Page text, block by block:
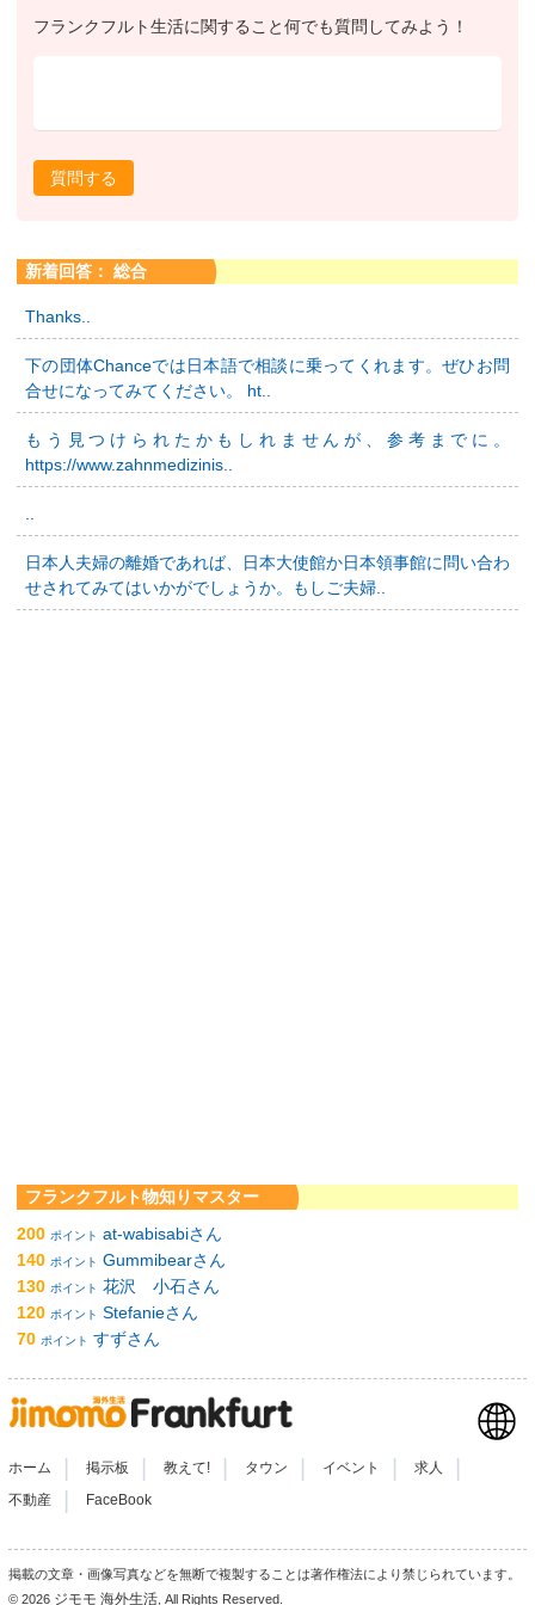
フランクフルト生活に関すること何でも質問してみよう！
質問する
新着回答： 総合
Thanks..
下の団体Chanceでは日本語で相談に乗ってくれます。ぜひお問
合せになってみてください。 ht..
もう見つけられたかもしれませんが、参考までに。
https://www.zahnmedizinis..
..
日本人夫婦の離婚であれば、日本大使館か日本領事館に問い合わ
せされてみてはいかがでしょうか。もしご夫婦..
フランクフルト物知りマスター
200 ポイント at-wabisabiさん
140 ポイント Gummibearさん
130 ポイント 花沢 小石さん
120 ポイント Stefanieさん
70 ポイント すずさん
ホーム 掲示板 教えて! タウン イベント 求人
不動産 | FaceBook
掲載の文章・画像写真などを無断で複製することは著作権法により禁じられています。
© 2026 ジモモ 海外生活 , All Rights Reserved.